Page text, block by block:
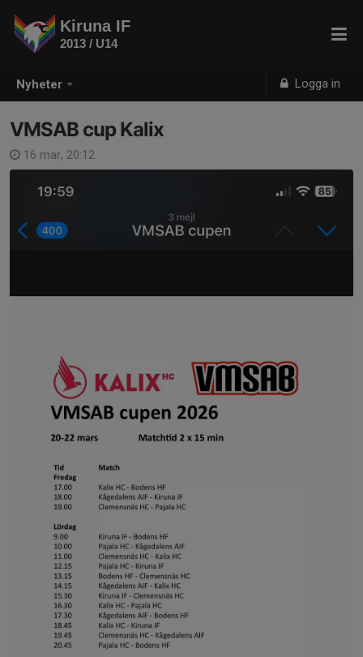
Nyheter Logga in
Kiruna IF
2013 / U14
VMSAB cup Kalix
16 mar, 20:12